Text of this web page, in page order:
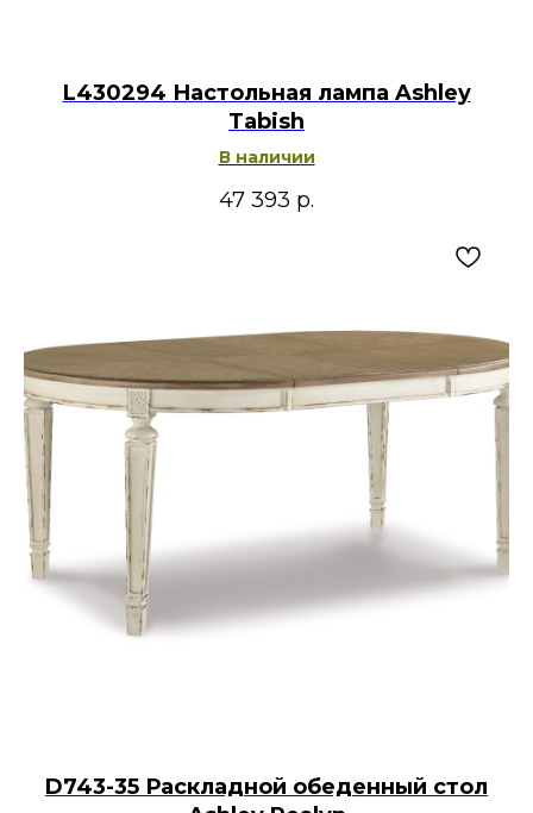
L430294 Настольная лампа Ashley
Tabish
В наличии
47 393 р.
D743-35 Раскладной обеденный стол